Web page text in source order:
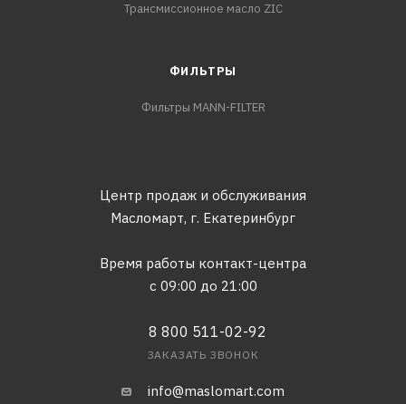
Трансмиссионное масло ZIC
ФИЛЬТРЫ
Фильтры MANN-FILTER
Центр продаж и обслуживания
Масломарт, г. Екатеринбург
Время работы контакт-центра
с 09:00 до 21:00
8 800 511-02-92
ЗАКАЗАТЬ ЗВОНОК
info@maslomart.com